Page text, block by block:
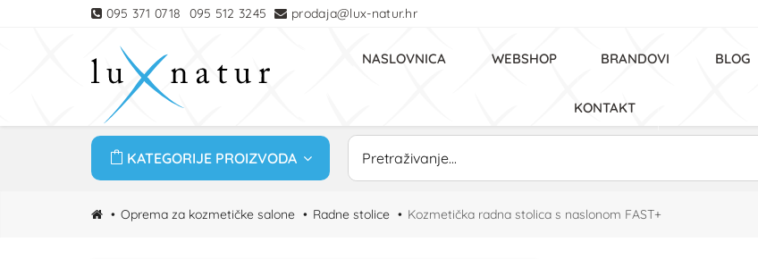
095 371 0718 095 512 3245 prodaja@lux-natur.hr
NASLOVNICA WEBSHOP BRANDOVI BLOG
KONTAKT
KATEGORIJE PROIZVODA
Oprema za kozmetičke salone Radne stolice Kozmetička radna stolica s naslonom FAST+